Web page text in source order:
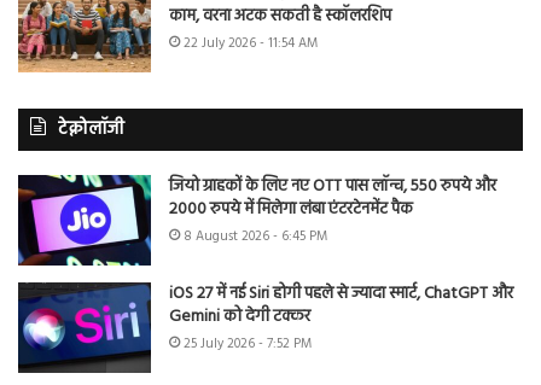
काम, वरना अटक सकती है स्कॉलरशिप
22 July 2026 - 11:54 AM
टेक्नोलॉजी
जियो ग्राहकों के लिए नए OTT पास लॉन्च, 550 रुपये और
2000 रुपये में मिलेगा लंबा एंटरटेनमेंट पैक
8 August 2026 - 6:45 PM
iOS 27 में नई Siri होगी पहले से ज्यादा स्मार्ट, ChatGPT और
Gemini को देगी टक्कर
25 July 2026 - 7:52 PM